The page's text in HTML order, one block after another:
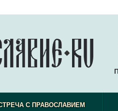
С ПРАВОСЛАВИЕМ